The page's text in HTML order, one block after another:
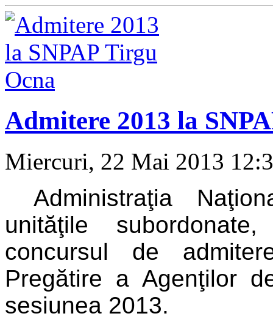
Admitere 2013 la
Miercuri, 22 Mai 2013
Administraţia
unităţile
concursul de
Pregătire a Agenţilor
sesiunea 2013.